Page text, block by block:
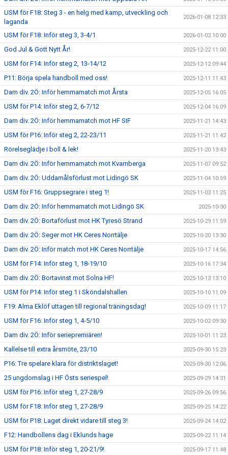
USM för F18: Steg 3 - en helg med kamp, utveckling och
laganda
2026-01-08 12:33
USM för F18: Inför steg 3, 3-4/1 2026-01-02 10:00
God Jul & Gott Nytt År! 2025-12-22 11:00
USM för F14: Inför steg 2, 13-14/12 2025-12-12 09:44
P11: Börja spela handboll med oss! 2025-12-11 11:43
Dam div. 2Ö: Inför hemmamatch mot Årsta 2025-12-05 16:05
USM för P14: Inför steg 2, 6-7/12 2025-12-04 16:09
Dam div. 2Ö: Inför hemmamatch mot HF SIF 2025-11-21 14:43
USM för P16: Inför steg 2, 22-23/11 2025-11-21 11:42
Rörelseglädje i boll & lek! 2025-11-20 13:43
Dam div. 2Ö: Inför hemmamatch mot Kvarnberga 2025-11-07 09:52
Dam div. 2Ö: Uddamålsförlust mot Lidingö SK 2025-11-04 10:59
USM för F16: Gruppsegrare i steg 1! 2025-11-03 11:25
Dam div. 2Ö: Inför hemmamatch mot Lidingö SK 2025-10-30
Dam div. 2Ö: Bortaförlust mot HK Tyresö Strand 2025-10-29 11:59
Dam div. 2Ö: Seger mot HK Ceres Norrtälje 2025-10-20 13:30
Dam div. 2Ö: Inför match mot HK Ceres Norrtälje 2025-10-17 14:56
USM för F14: Inför steg 1, 18-19/10 2025-10-16 17:34
Dam div. 2Ö: Bortavinst mot Solna HF! 2025-10-13 13:10
USM för P14: Inför steg 1 i Sköndalshallen 2025-10-10 11:09
F19: Alma Eklöf uttagen till regional träningsdag! 2025-10-09 11:17
USM för F16: Inför steg 1, 4-5/10 2025-10-02 09:30
Dam div. 2Ö: Inför seriepremiären! 2025-10-01 11:23
Kallelse till extra årsmöte, 23/10 2025-09-30 15:23
P16: Tre spelare klara för distriktslaget! 2025-09-30 12:06
25 ungdomslag i HF Östs seriespel! 2025-09-29 14:31
USM för P16: Inför steg 1, 27-28/9 2025-09-26 09:56
USM för F18: Inför steg 1, 27-28/9 2025-09-25 14:22
USM för P18: Laget direkt vidare till steg 3! 2025-09-24 14:02
F12: Handbollens dag i Eklunds hage 2025-09-22 11:14
USM för P18: Inför steg 1, 20-21/9! 2025-09-17 11:48